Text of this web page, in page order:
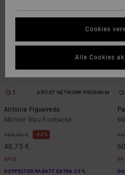
1 ARTIST NETWORK PROGRAM
Antonia Figueiredo
Männer Blau Kordjacke
130,00 € 63%
48,75 €
SALE
DOPPELTER RABATT EXTRA 25 %
Cookies
Alle Cookies